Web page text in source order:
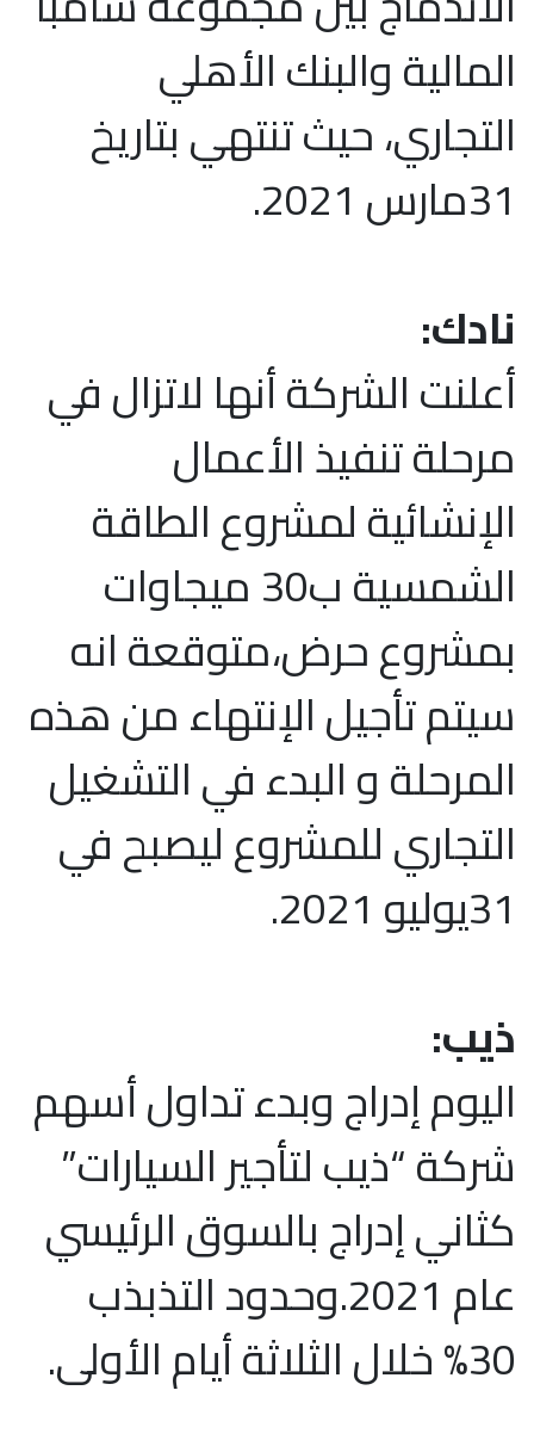
المالية والبنك الأهلي
التجاري، حيث تنتهي بتاريخ
31مارس 2021.
نادك:
أعلنت الشركة أنها لاتزال في
مرحلة تنفيذ الأعمال
الإنشائية لمشروع الطاقة
الشمسية ب30 ميجاوات
بمشروع حرض،متوقعة انه
سيتم تأجيل الإنتهاء من هذه
المرحلة و البدء في التشغيل
التجاري للمشروع ليصبح في
31يوليو 2021.
ذيب:
اليوم إدراج وبدء تداول أسهم
شركة “ذيب لتأجير السيارات”
كثاني إدراج بالسوق الرئيسي
عام 2021.وحدود التذبذب
30% خلال الثلاثة أيام الأولى.